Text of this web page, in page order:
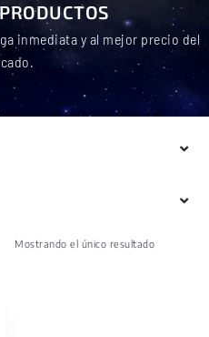
inmediata y al mejor precio del
Mostrando el único resultado